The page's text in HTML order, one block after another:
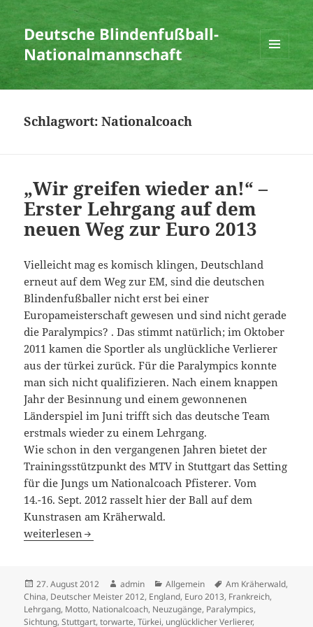
Deutsche Blindenfußball-
Nationalmannschaft
MENÜ
UND
WIDGETS
Schlagwort:Nationalcoach
„Wir greifen wieder an!“ –
Erster Lehrgang auf dem
neuen Weg zur Euro 2013
Vielleicht mag es komisch klingen, Deutschland
erneut auf dem Weg zur EM, sind die deutschen
Blindenfußballer nicht erst bei einer
Europameisterschaft gewesen und sind nicht gerade
die Paralympics? . Das stimmt natürlich; im Oktober
2011 kamen die Sportler als unglückliche Verlierer
aus der türkei zurück. Für die Paralympics konnte
man sich nicht qualifizieren. Nach einem knappen
Jahr der Besinnung und einem gewonnenen
Länderspiel im Juni trifft sich das deutsche Team
erstmals wieder zu einem Lehrgang.
Wie schon in den vergangenen Jahren bietet der
Trainingsstützpunkt des MTV in Stuttgart das Setting
für die Jungs um Nationalcoach Pfisterer. Vom
14.-16. Sept. 2012 rasselt hier der Ball auf dem
Kunstrasen am Kräherwald.
„Wir greifen wieder an!“ – Erster Lehrgang auf dem
weiterlesen
Veröffentlicht
am
27. August 2012 Autor
admin Kategorien
Allgemein Schlagwörter
Am Kräherwald,
China, Deutscher Meister 2012, England, Euro 2013, Frankreich,
Lehrgang, Motto, Nationalcoach, Neuzugänge, Paralympics,
Sichtung,Stuttgart,torwarte,Türkei, unglücklicher Verlierer,